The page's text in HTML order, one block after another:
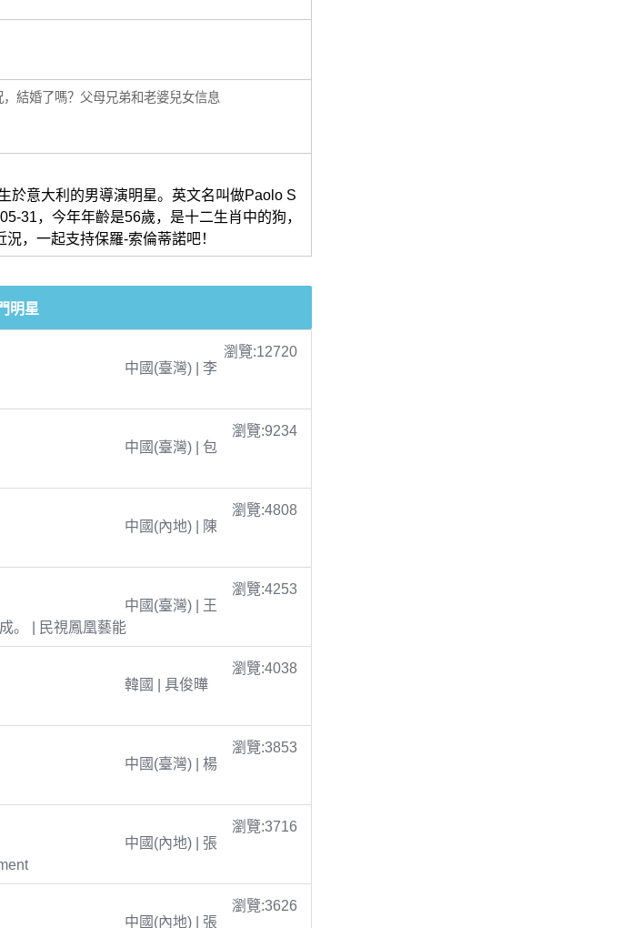
結婚了嗎？父母兄弟和老婆兒女信息
於意大利的男導演明星。英文名叫做Paolo S
31，今年年齡是56歲，是十二生肖中的狗，
，一起支持保羅-索倫蒂諾吧！
明星
瀏覽:12720
中國(臺灣) | 李
瀏覽:9234
中國(臺灣) | 包
瀏覽:4808
中國(內地) | 陳
瀏覽:4253
中國(臺灣) | 王
。 | 民視鳳凰藝能
瀏覽:4038
韓國 | 具俊曄
瀏覽:3853
中國(臺灣) | 楊
瀏覽:3716
中國(內地) | 張
瀏覽:3626
中國(內地) | 張